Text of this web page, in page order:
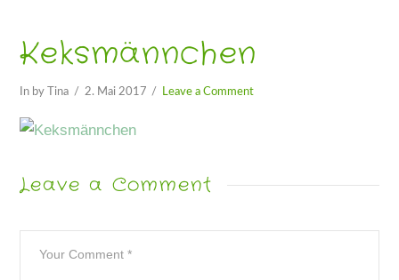
Keksmännchen
In by Tina 2. Mai 2017 Leave a Comment
Leave a Comment